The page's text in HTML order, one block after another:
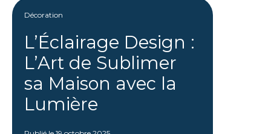
Décoration
L’Éclairage Design :
L’Art de Sublimer
sa Maison avec la
Lumière